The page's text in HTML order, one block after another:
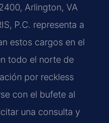
Arlington, VA
P.C. representa a
estos cargos en el
todo el norte de
por reckless
con el bufete al
una consulta y